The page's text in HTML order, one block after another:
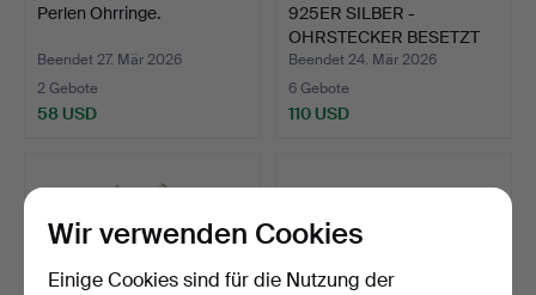
Perlen Ohrringe.
Beendet 27. Mär 2026
2 Gebote
58 USD
925ER SILBER -
OHRSTECKER BESETZT
MIT MOIS…
Beendet 24. Mär 2026
6 Gebote
110 USD
Wir verwenden Cookies
Einige Cookies sind für die Nutzung der